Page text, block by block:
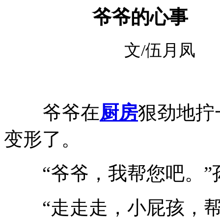
爷爷的心事
文/伍月凤
爷爷在厨房狠劲地拧
变形了。
“爷爷，我帮您吧。
“走走走，小屁孩，